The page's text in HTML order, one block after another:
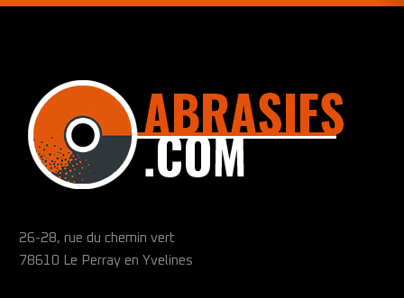
26-28, rue du chemin vert
78610 Le Perray en Yvelines